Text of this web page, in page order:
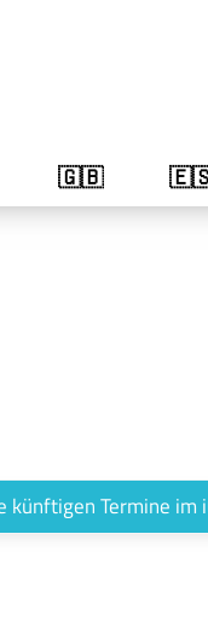
🇬🇧
künftigen Termine im